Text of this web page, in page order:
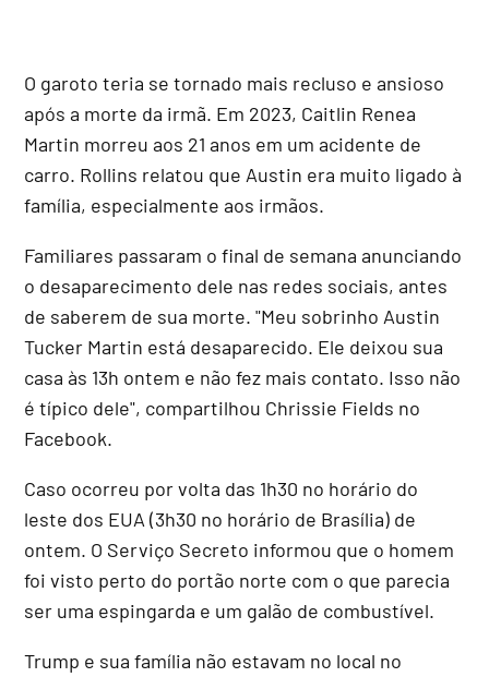
O garoto teria se tornado mais recluso e ansioso
após a morte da irmã. Em 2023, Caitlin Renea
Martin morreu aos 21 anos em um acidente de
carro. Rollins relatou que Austin era muito ligado à
família, especialmente aos irmãos.
Familiares passaram o final de semana anunciando
o desaparecimento dele nas redes sociais, antes
de saberem de sua morte. "Meu sobrinho Austin
Tucker Martin está desaparecido. Ele deixou sua
casa às 13h ontem e não fez mais contato. Isso não
é típico dele", compartilhou Chrissie Fields no
Facebook.
Caso ocorreu por volta das 1h30 no horário do
leste dos EUA (3h30 no horário de Brasília) de
ontem. O Serviço Secreto informou que o homem
foi visto perto do portão norte com o que parecia
ser uma espingarda e um galão de combustível.
Trump e sua família não estavam no local no